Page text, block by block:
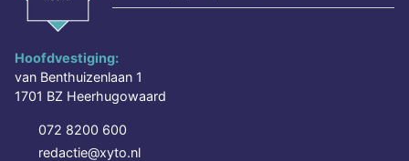
Hoofdvestiging:
van Benthuizenlaan 1
1701 BZ Heerhugowaard
072 8200 600
redactie@xyto.nl